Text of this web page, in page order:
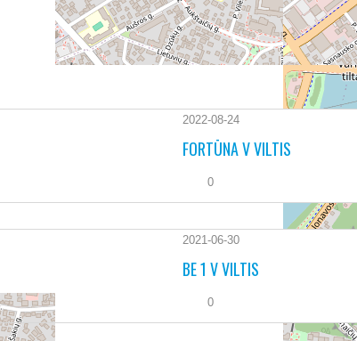
2022-08-24
FORTŪNA V VILTIS
0
2021-06-30
BE 1 V VILTIS
0